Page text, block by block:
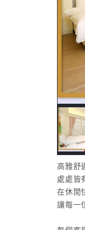
高雅舒
處處皆
在休閒
讓每一